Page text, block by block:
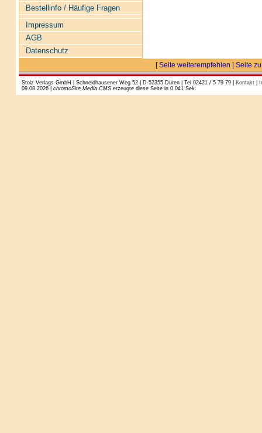
Bestellinfo / Häufige Fragen
Impressum
AGB
Datenschutz
[Seite weiterempfehlen Seite
Stolz Verlags GmbH | Schneidhausener Weg 52 | D-52355 Düren | Tel 02421 / 5 79 79 | Kontakt|
09.08.2026 | chromoSite Media CMSerzeugte diese Seite in 0.041 Sek.